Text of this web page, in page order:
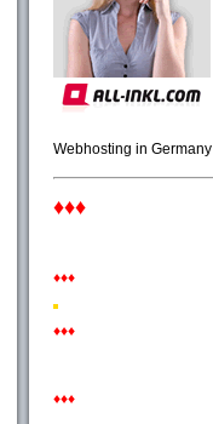
Webhosting in Germany
♦♦♦
♦♦♦
♦♦♦
♦♦♦